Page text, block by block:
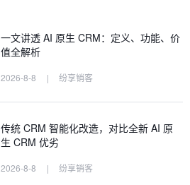
一文讲透 AI 原生 CRM：定义、功能、价
值全解析
2026-8-8 | 纷享销客
传统 CRM 智能化改造，对比全新 AI 原
生 CRM 优劣
2026-8-8 | 纷享销客